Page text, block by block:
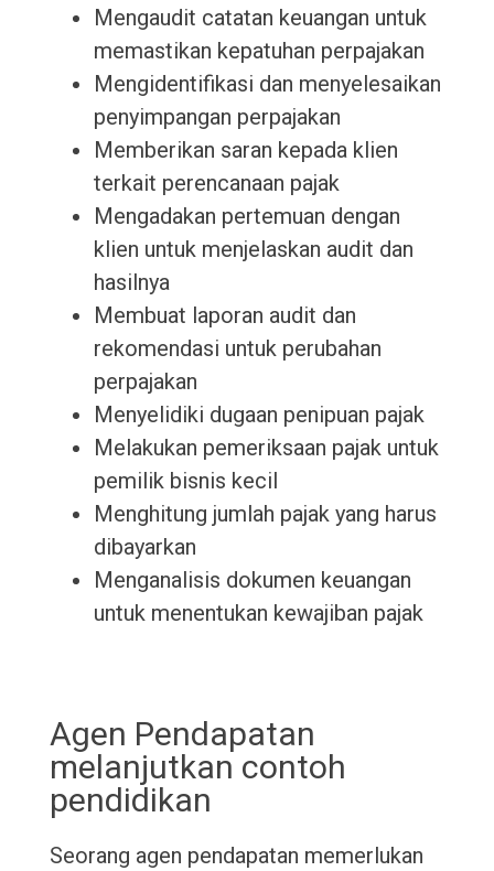
Mengaudit catatan keuangan untuk
memastikan kepatuhan perpajakan
Mengidentifikasi dan menyelesaikan
penyimpangan perpajakan
Memberikan saran kepada klien
terkait perencanaan pajak
Mengadakan pertemuan dengan
klien untuk menjelaskan audit dan
hasilnya
Membuat laporan audit dan
rekomendasi untuk perubahan
perpajakan
Menyelidiki dugaan penipuan pajak
Melakukan pemeriksaan pajak untuk
pemilik bisnis kecil
Menghitung jumlah pajak yang harus
dibayarkan
Menganalisis dokumen keuangan
untuk menentukan kewajiban pajak
Agen Pendapatan
melanjutkan contoh
pendidikan
Seorang agen pendapatan memerlukan